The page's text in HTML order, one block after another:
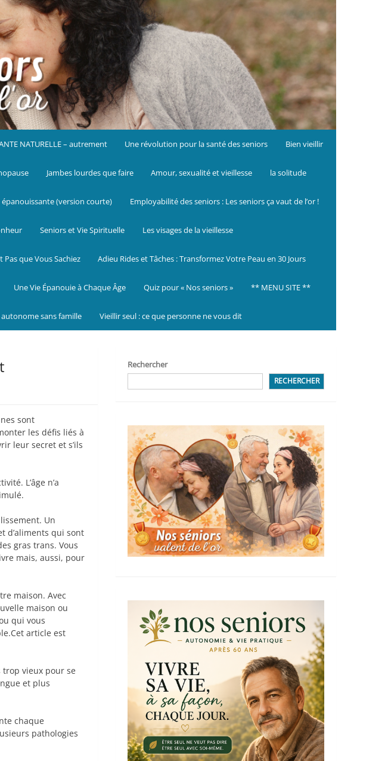
NATURELLE – autrement Une révolution pour la santé des seniors Bien vieillir
Jambes lourdes que faire Amour, sexualité et vieillesse la solitude
(version courte) Employabilité des seniors : Les seniors ça vaut de l’or !
Seniors et Vie Spirituelle Les visages de la vieillesse
Pas que Vous Sachiez Adieu Rides et Tâches : Transformez Votre Peau en 30 Jours
Une Vie Épanouie à Chaque Âge Quiz pour « Nos seniors » ** MENU SITE **
sans famille Vieillir seul : ce que personne ne vous dit
sont
les défis liés à
leur secret et s’ils
L’âge n’a
Un
d’aliments qui sont
gras trans. Vous
mais, aussi, pour
maison. Avec
maison ou
qui vous
article est
trop vieux pour se
et plus
chaque
pathologies
Rechercher
RECHERCHER